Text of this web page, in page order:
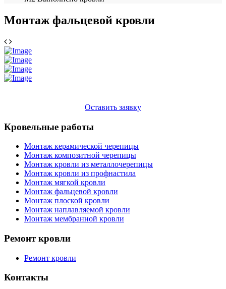
Монтаж фальцевой кровли
Оставить заявку
Кровельные работы
Монтаж керамической черепицы
Монтаж композитной черепицы
Монтаж кровли из металлочерепицы
Монтаж кровли из профнастила
Монтаж мягкой кровли
Монтаж фальцевой кровли
Монтаж плоской кровли
Монтаж наплавляемой кровли
Монтаж мембранной кровли
Ремонт кровли
Ремонт кровли
Контакты